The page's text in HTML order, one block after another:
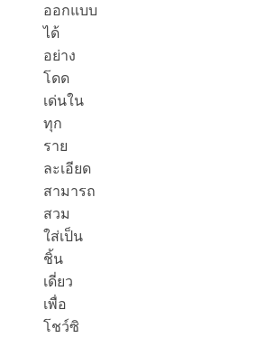
ออกแบบ
ได้
อย่าง
โดด
เด่นใน
ทุก
ราย
ละเอียด
สามารถ
สวม
ใส่เป็น
ชิ้น
เดี่ยว
เพื่อ
โชว์ซิ